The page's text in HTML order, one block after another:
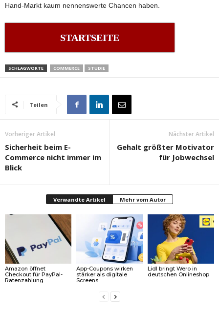
Hand-Markt kaum nennenswerte Chancen haben.
STARTSEITE
SCHLAGWORTE COMMERCE STUDIE
Teilen
Vorheriger Artikel
Sicherheit beim E-
Commerce nicht immer im
Blick
Nächster Artikel
Gehalt größter Motivator
für Jobwechsel
Verwandte Artikel Mehr vom Autor
Amazon öffnet
Checkout für PayPal-
Ratenzahlung
App-Coupons wirken
stärker als digitale
Screens
Lidl bringt Wero in
deutschen Onlineshop